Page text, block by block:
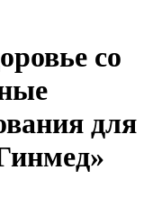
со
для